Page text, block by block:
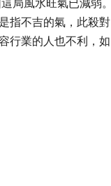
局風水旺氣已減弱。
指不吉的氣，此殺對
行業的人也不利，如